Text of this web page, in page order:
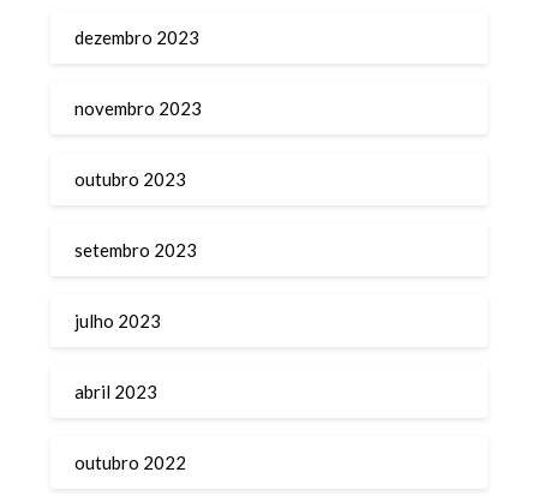
dezembro 2023
novembro 2023
outubro 2023
setembro 2023
julho 2023
abril 2023
outubro 2022